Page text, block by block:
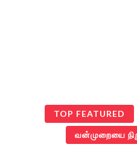
TOP FEATURED
வன்முறையை